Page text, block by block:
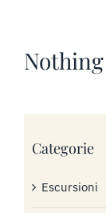
Categorie
Escursioni